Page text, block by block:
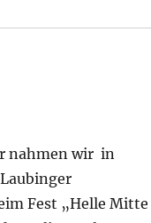
nahmen wirin
Fest „Helle Mitte